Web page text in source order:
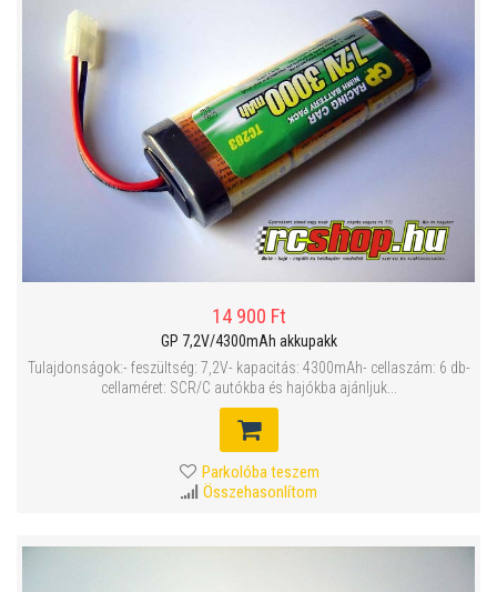
14 900 Ft
GP 7,2V/4300mAh akkupakk
Tulajdonságok:- feszültség: 7,2V- kapacitás: 4300mAh- cellaszám: 6 db-
cellaméret: SCR/C autókba és hajókba ajánljuk...
Parkolóba teszem
Összehasonlítom